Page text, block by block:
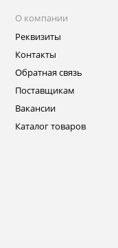
О компании
Реквизиты
Контакты
Обратная связь
Поставщикам
Вакансии
Каталог товаров